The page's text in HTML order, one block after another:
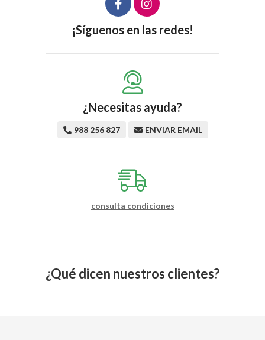
¡Síguenos en las redes!
¿Necesitas ayuda?
988 256 827 ENVIAR EMAIL
consulta condiciones
¿Qué dicen nuestros clientes?